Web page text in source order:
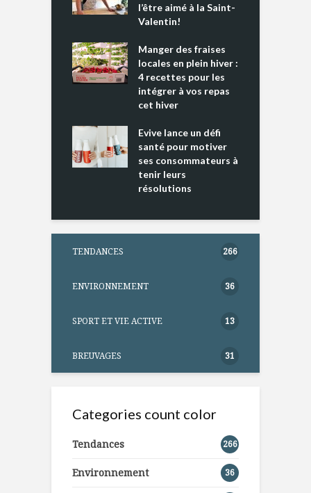
l’être aimé à la Saint-
Valentin!
Manger des fraises
locales en plein hiver :
4 recettes pour les
intégrer à vos repas
cet hiver
Evive lance un défi
santé pour motiver
ses consommateurs à
tenir leurs
résolutions
TENDANCES 266
ENVIRONNEMENT 36
SPORT ET VIE ACTIVE 13
BREUVAGES 31
Categories count color
Tendances 266
Environnement 36